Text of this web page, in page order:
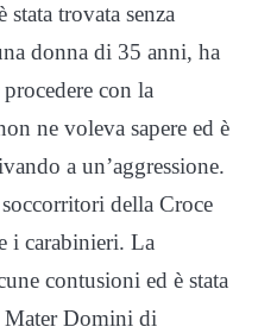
trovata senza
donna di 35 anni, ha
con la
ne voleva sapere ed è
a un’aggressione.
della Croce
i carabinieri. La
contusioni ed è stata
Mater Domini di